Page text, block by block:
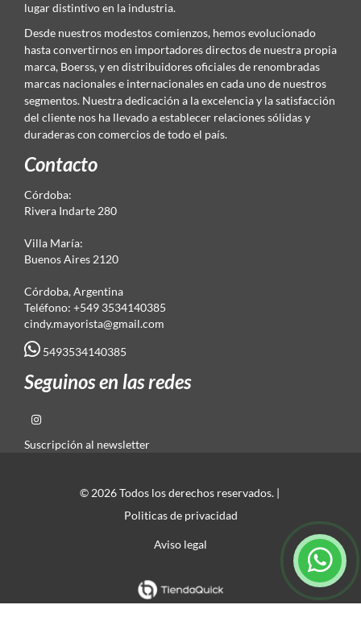
lugar distintivo en la industria.
Desde nuestros modestos comienzos, hemos evolucionado
hasta convertirnos en importadores directos de nuestra propia
marca, Boerss, y en distribuidores oficiales de renombradas
marcas nacionales e internacionales en cada uno de nuestros
segmentos. Nuestra dedicación a la excelencia y la satisfacción
del cliente nos ha llevado a establecer relaciones sólidas y
duraderas con comercios de todo el país.
Contacto
Córdoba:
Rivera Indarte 280
Villa María:
Buenos Aires 2120
Córdoba, Argentina
Teléfono: +549 3534140385
cindy.mayorista@gmail.com
5493534140385
Seguinos en las redes
Suscripción al newsletter
© 2026 Todos los derechos reservados. |
Politicas de privacidad
Aviso legal